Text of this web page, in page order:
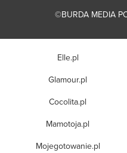
©BURDA MEDIA
Elle.pl
Glamour.pl
Cocolita.pl
Mamotoja.pl
Mojegotowanie.pl